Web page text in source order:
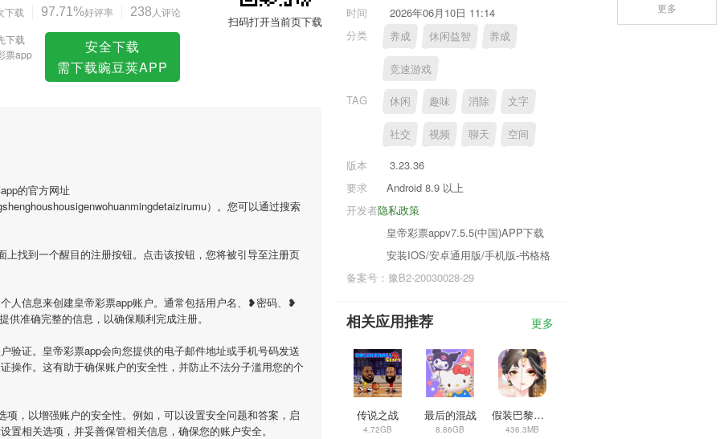
下载 97.71%好评率 238 人评论
下载
票app
安全下载
需下载豌豆荚APP
扫码打开当前页下载
的官方网址
）。您可以通过搜索
上找到一个醒目的注册按钮。点击该按钮，您将被引导至注册页
人信息来创建皇帝彩票app账户。通常包括用户名、❥密码、❥
准确完整的信息，以确保顺利完成注册。
验证。皇帝彩票app会向您提供的电子邮件地址或手机号码发送
操作。这有助于确保账户的安全性，并防止不法分子滥用您的个
项，以增强账户的安全性。例如，可以设置安全问题和答案，启
置相关选项，并妥善保管相关信息，确保您的账户安全。
时间
2026年06月10日 11:14
分类
养成 休闲益智 养成
竞速游戏
TAG 休闲 趣味 消除 文字
社交 视频 聊天 空间
版本
3.23.36
要求
Android 8.9 以上
隐私政策
开发者
皇帝彩票appv7.5.5(中国)APP下载
安装IOS/安卓通用版/手机版-书格格
备案号：豫B2-20030028-29
相关应用推荐 更多
传说之战
4.72GB
最后的混战
8.86GB
假装巴黎小镇生活
436.3MB
更多